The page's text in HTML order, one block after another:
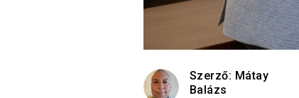
Szerző: Mátay
Balázs